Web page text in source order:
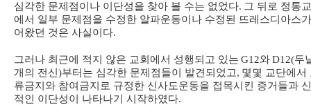
심각한 문제점이나 이단성을 찾아 볼 수는 없었다. 그 뒤로 정통
에서 일부 문제점을 수정한 알파운동이나 수정된 뜨레스디아스
어왔던 것은 사실이다.
그러나 최근에 적지 않은 교회에서 성행되고 있는 G12와D12(두
개의 전신 )부터는 심각한 문제점들이 발견되었고, 몇몇 교단에서
류금지와 참여금지로 규정한 신사도운동을 접목시킨 증거들과
적인 이단성이 나타나기 시작하였다.